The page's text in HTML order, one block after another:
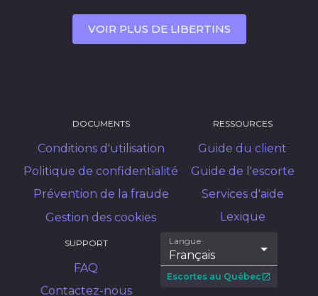
VOIR PLUS DE LIBERTINS
DOCUMENTS
Conditions d'utilisation
Politique de confidentialité
Prévention de la fraude
Gestion des cookies
RESSOURCES
Guide du client
Guide de l'escorte
Services d'aide
Lexique
SUPPORT
FAQ
Contactez-nous
Langue
Français
Escortes au Québec